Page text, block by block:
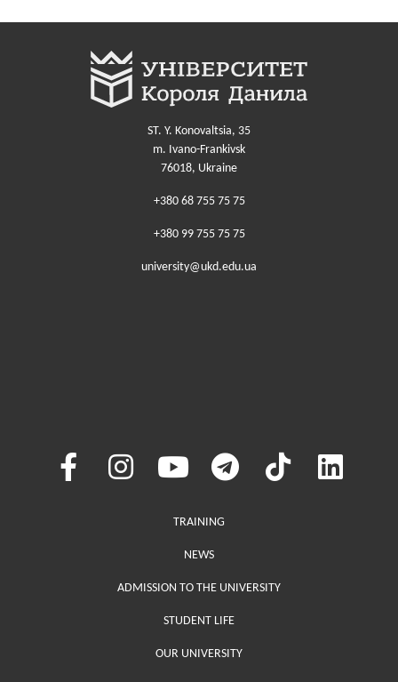
ST. Y. Konovaltsia, 35
m. Ivano-Frankivsk
76018, Ukraine
+380 68 755 75 75
+380 99 755 75 75
university@ukd.edu.ua
Меню у хедері
TRAINING
NEWS
ADMISSION TO THE UNIVERSITY
STUDENT LIFE
OUR UNIVERSITY